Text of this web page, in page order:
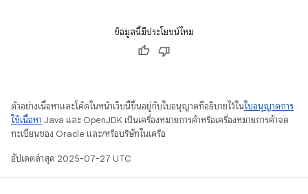
ข้อมูลนี้มีประโยชน์ไหม
ตัวอย่างเนื้อหาและโค้ดในหน้าเว็บนี้ขึ้นอยู่กับใบอนุญาตที่อธิบายไว้ในใบอนุญาตการ
ใช้เนื้อหา Java และ OpenJDK เป็นเครื่องหมายการค้าหรือเครื่องหมายการค้าจด
ทะเบียนของ Oracle และ/หรือบริษัทในเครือ
อัปเดตล่าสุด 2025-07-27 UTC